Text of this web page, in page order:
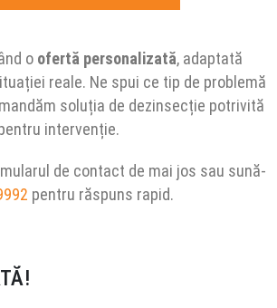
o ofertă personalizată, adaptată
reale. Ne spui ce tip de problemă
soluția de dezinsecție potrivită
intervenție.
de contact de mai jos sau sună-
pentru răspuns rapid.